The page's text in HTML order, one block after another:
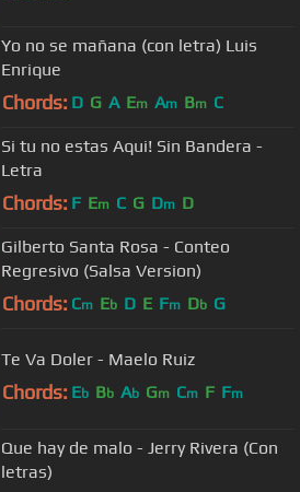
Yo no se mañana (con letra) Luis
Enrique
Chords: D G A Em Am Bm C
Si tu no estas Aqui! Sin Bandera -
Letra
Chords: F Em C G Dm D
Gilberto Santa Rosa - Conteo
Regresivo (Salsa Version)
Chords: Cm Eb D E Fm Db G
Te Va Doler - Maelo Ruiz
Chords: Eb Bb Ab Gm Cm F Fm
Que hay de malo - Jerry Rivera (Con
letras)